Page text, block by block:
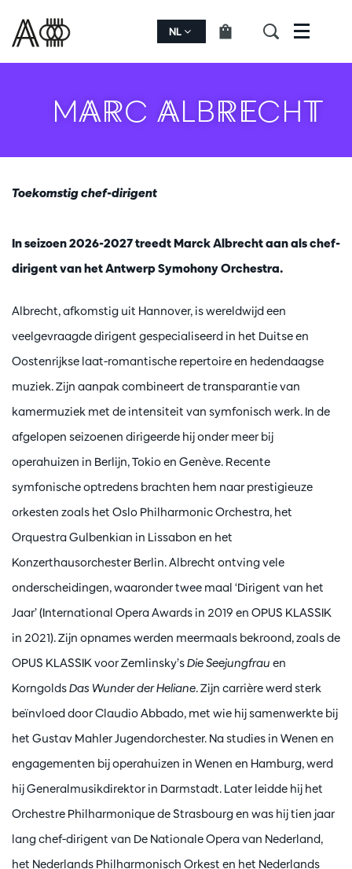
NL Menu
MARC ALBRECHT
Toekomstig chef-dirigent
In seizoen 2026-2027 treedt Marck Albrecht aan als chef-
dirigent van het Antwerp Symohony Orchestra.
Albrecht, afkomstig uit Hannover, is wereldwijd een
veelgevraagde dirigent gespecialiseerd in het Duitse en
Oostenrijkse laat-romantische repertoire en hedendaagse
muziek. Zijn aanpak combineert de transparantie van
kamermuziek met de intensiteit van symfonisch werk. In de
afgelopen seizoenen dirigeerde hij onder meer bij
operahuizen in Berlijn, Tokio en Genève. Recente
symfonische optredens brachten hem naar prestigieuze
orkesten zoals het Oslo Philharmonic Orchestra, het
Orquestra Gulbenkian in Lissabon en het
Konzerthausorchester Berlin. Albrecht ontving vele
onderscheidingen, waaronder twee maal ‘Dirigent van het
Jaar’ (International Opera Awards in 2019 en OPUS KLASSIK
in 2021). Zijn opnames werden meermaals bekroond, zoals de
OPUS KLASSIK voor Zemlinsky’sDie Seejungfrau en
KorngoldsDas Wunder der Heliane. Zijn carrière werd sterk
beïnvloed door Claudio Abbado, met wie hij samenwerkte bij
het Gustav Mahler Jugendorchester. Na studies in Wenen en
engagementen bij operahuizen in Wenen en Hamburg, werd
hij Generalmusikdirektor in Darmstadt. Later leidde hij het
Orchestre Philharmonique de Strasbourg en was hij tien jaar
lang chef-dirigent van De Nationale Opera van Nederland,
het Nederlands Philharmonisch Orkest en het Nederlands